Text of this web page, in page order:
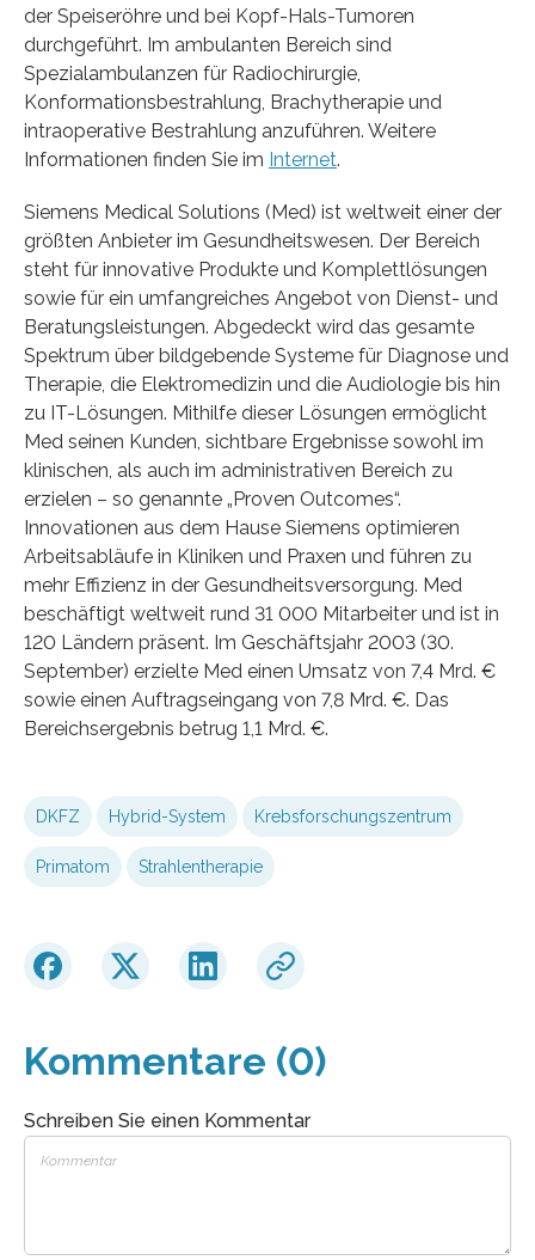
der Speiseröhre und bei Kopf-Hals-Tumoren
durchgeführt. Im ambulanten Bereich sind
Spezialambulanzen für Radiochirurgie,
Konformationsbestrahlung, Brachytherapie und
intraoperative Bestrahlung anzuführen. Weitere
Informationen finden Sie im Internet.
Siemens Medical Solutions (Med) ist weltweit einer der
größten Anbieter im Gesundheitswesen. Der Bereich
steht für innovative Produkte und Komplettlösungen
sowie für ein umfangreiches Angebot von Dienst- und
Beratungsleistungen. Abgedeckt wird das gesamte
Spektrum über bildgebende Systeme für Diagnose und
Therapie, die Elektromedizin und die Audiologie bis hin
zu IT-Lösungen. Mithilfe dieser Lösungen ermöglicht
Med seinen Kunden, sichtbare Ergebnisse sowohl im
klinischen, als auch im administrativen Bereich zu
erzielen – so genannte „Proven Outcomes“.
Innovationen aus dem Hause Siemens optimieren
Arbeitsabläufe in Kliniken und Praxen und führen zu
mehr Effizienz in der Gesundheitsversorgung. Med
beschäftigt weltweit rund 31 000 Mitarbeiter und ist in
120 Ländern präsent. Im Geschäftsjahr 2003 (30.
September) erzielte Med einen Umsatz von 7,4 Mrd. €
sowie einen Auftragseingang von 7,8 Mrd. €. Das
Bereichsergebnis betrug 1,1 Mrd. €.
DKFZ Hybrid-System Krebsforschungszentrum
Primatom Strahlentherapie
Kommentare (0)
Schreiben Sie einen Kommentar